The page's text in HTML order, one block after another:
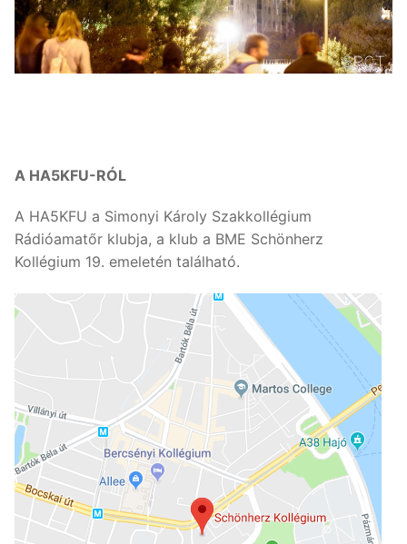
A HA5KFU-RÓL
A HA5KFU a Simonyi Károly Szakkollégium
Rádióamatőr klubja, a klub a BME Schönherz
Kollégium 19. emeletén található.